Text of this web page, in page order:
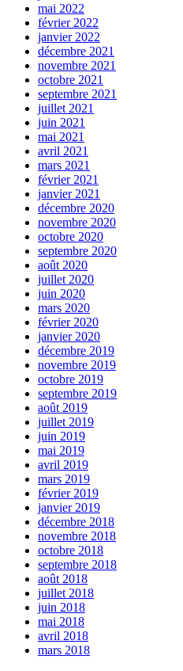
mai 2022
février 2022
janvier 2022
décembre 2021
novembre 2021
octobre 2021
septembre 2021
juillet 2021
juin 2021
mai 2021
avril 2021
mars 2021
février 2021
janvier 2021
décembre 2020
novembre 2020
octobre 2020
septembre 2020
août 2020
juillet 2020
juin 2020
mars 2020
février 2020
janvier 2020
décembre 2019
novembre 2019
octobre 2019
septembre 2019
août 2019
juillet 2019
juin 2019
mai 2019
avril 2019
mars 2019
février 2019
janvier 2019
décembre 2018
novembre 2018
octobre 2018
septembre 2018
août 2018
juillet 2018
juin 2018
mai 2018
avril 2018
mars 2018